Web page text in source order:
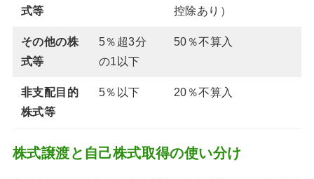
式等
控除あり）
その他の株
式等
5％超3分
の1以下
50％不算入
非支配目的
株式等
5％以下 20％不算入
株式譲渡と自己株式取得の使い分け